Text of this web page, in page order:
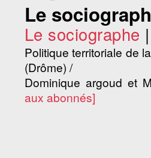
Le
Le sociographe
Politique territoriale de
(Drôme) /
Dominique argoud et
aux abonnés]